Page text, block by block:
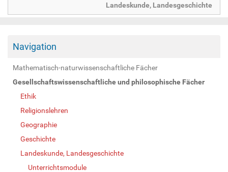
Landeskunde, Landesgeschichte
Navigation
Mathematisch-naturwissenschaftliche Fächer
Gesellschaftswissenschaftliche und philosophische Fächer
Ethik
Religionslehren
Geographie
Geschichte
Landeskunde, Landesgeschichte
Unterrichtsmodule